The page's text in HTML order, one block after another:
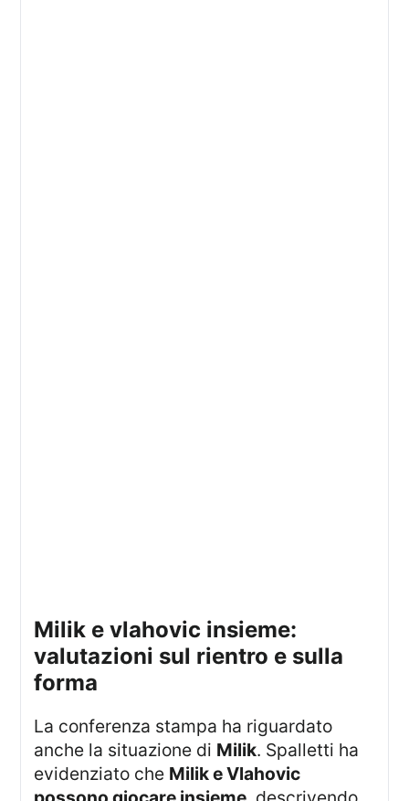
milik e vlahovic insieme:
valutazioni sul rientro e sulla
forma
La conferenza stampa ha riguardato
anche la situazione di Milik. Spalletti ha
evidenziato che Milik e Vlahovic